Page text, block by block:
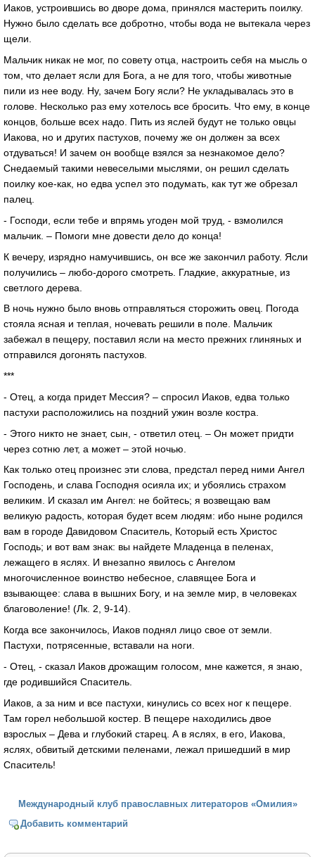
Иаков, устроившись во дворе дома, принялся мастерить поилку.
Нужно было сделать все добротно, чтобы вода не вытекала через
щели.
Мальчик никак не мог, по совету отца, настроить себя на мысль о
том, что делает ясли для Бога, а не для того, чтобы животные
пили из нее воду. Ну, зачем Богу ясли? Не укладывалась это в
голове. Несколько раз ему хотелось все бросить. Что ему, в конце
концов, больше всех надо. Пить из яслей будут не только овцы
Иакова, но и других пастухов, почему же он должен за всех
отдуваться! И зачем он вообще взялся за незнакомое дело?
Снедаемый такими невеселыми мыслями, он решил сделать
поилку кое-как, но едва успел это подумать, как тут же обрезал
палец.
- Господи, если тебе и впрямь угоден мой труд, - взмолился
мальчик. – Помоги мне довести дело до конца!
К вечеру, изрядно намучившись, он все же закончил работу. Ясли
получились – любо-дорого смотреть. Гладкие, аккуратные, из
светлого дерева.
В ночь нужно было вновь отправляться сторожить овец. Погода
стояла ясная и теплая, ночевать решили в поле. Мальчик
забежал в пещеру, поставил ясли на место прежних глиняных и
отправился догонять пастухов.
***
- Отец, а когда придет Мессия? – спросил Иаков, едва только
пастухи расположились на поздний ужин возле костра.
- Этого никто не знает, сын, - ответил отец. – Он может придти
через сотню лет, а может – этой ночью.
Как только отец произнес эти слова, предстал перед ними Ангел
Господень, и слава Господня осияла их; и убоялись страхом
великим. И сказал им Ангел: не бойтесь; я возвещаю вам
великую радость, которая будет всем людям: ибо ныне родился
вам в городе Давидовом Спаситель, Который есть Христос
Господь; и вот вам знак: вы найдете Младенца в пеленах,
лежащего в яслях. И внезапно явилось с Ангелом
многочисленное воинство небесное, славящее Бога и
взывающее: слава в вышних Богу, и на земле мир, в человеках
благоволение! (Лк. 2, 9-14).
Когда все закончилось, Иаков поднял лицо свое от земли.
Пастухи, потрясенные, вставали на ноги.
- Отец, - сказал Иаков дрожащим голосом, мне кажется, я знаю,
где родившийся Спаситель.
Иаков, а за ним и все пастухи, кинулись со всех ног к пещере.
Там горел небольшой костер. В пещере находились двое
взрослых – Дева и глубокий старец. А в яслях, в его, Иакова,
яслях, обвитый детскими пеленами, лежал пришедший в мир
Спаситель!
Международный клуб православных литераторов «Омилия»
Добавить комментарий